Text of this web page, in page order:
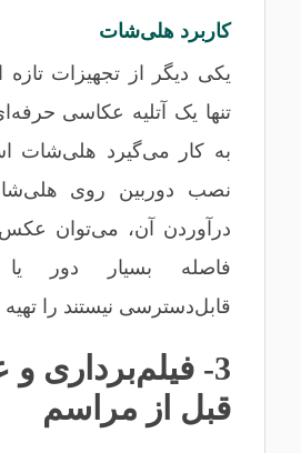
کاربرد هلی‌شات
یکی دیگر از تجهیزات
تنها یک آتلیه عکاسی
به کار می‌گیرد هلی‌شات
نصب دوربین روی
درآوردن آن، می‌توان عکس
فاصله بسیار دور یا
قابل‌دسترسی نیستند را
3- فیلم‌برداری
قبل از مراسم